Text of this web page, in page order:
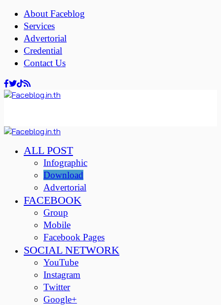
About Faceblog
Services
Advertorial
Credential
Contact Us
ALL POST
Infographic
Download
Advertorial
FACEBOOK
Group
Mobile
Facebook Pages
SOCIAL NETWORK
YouTube
Instagram
Twitter
Google+